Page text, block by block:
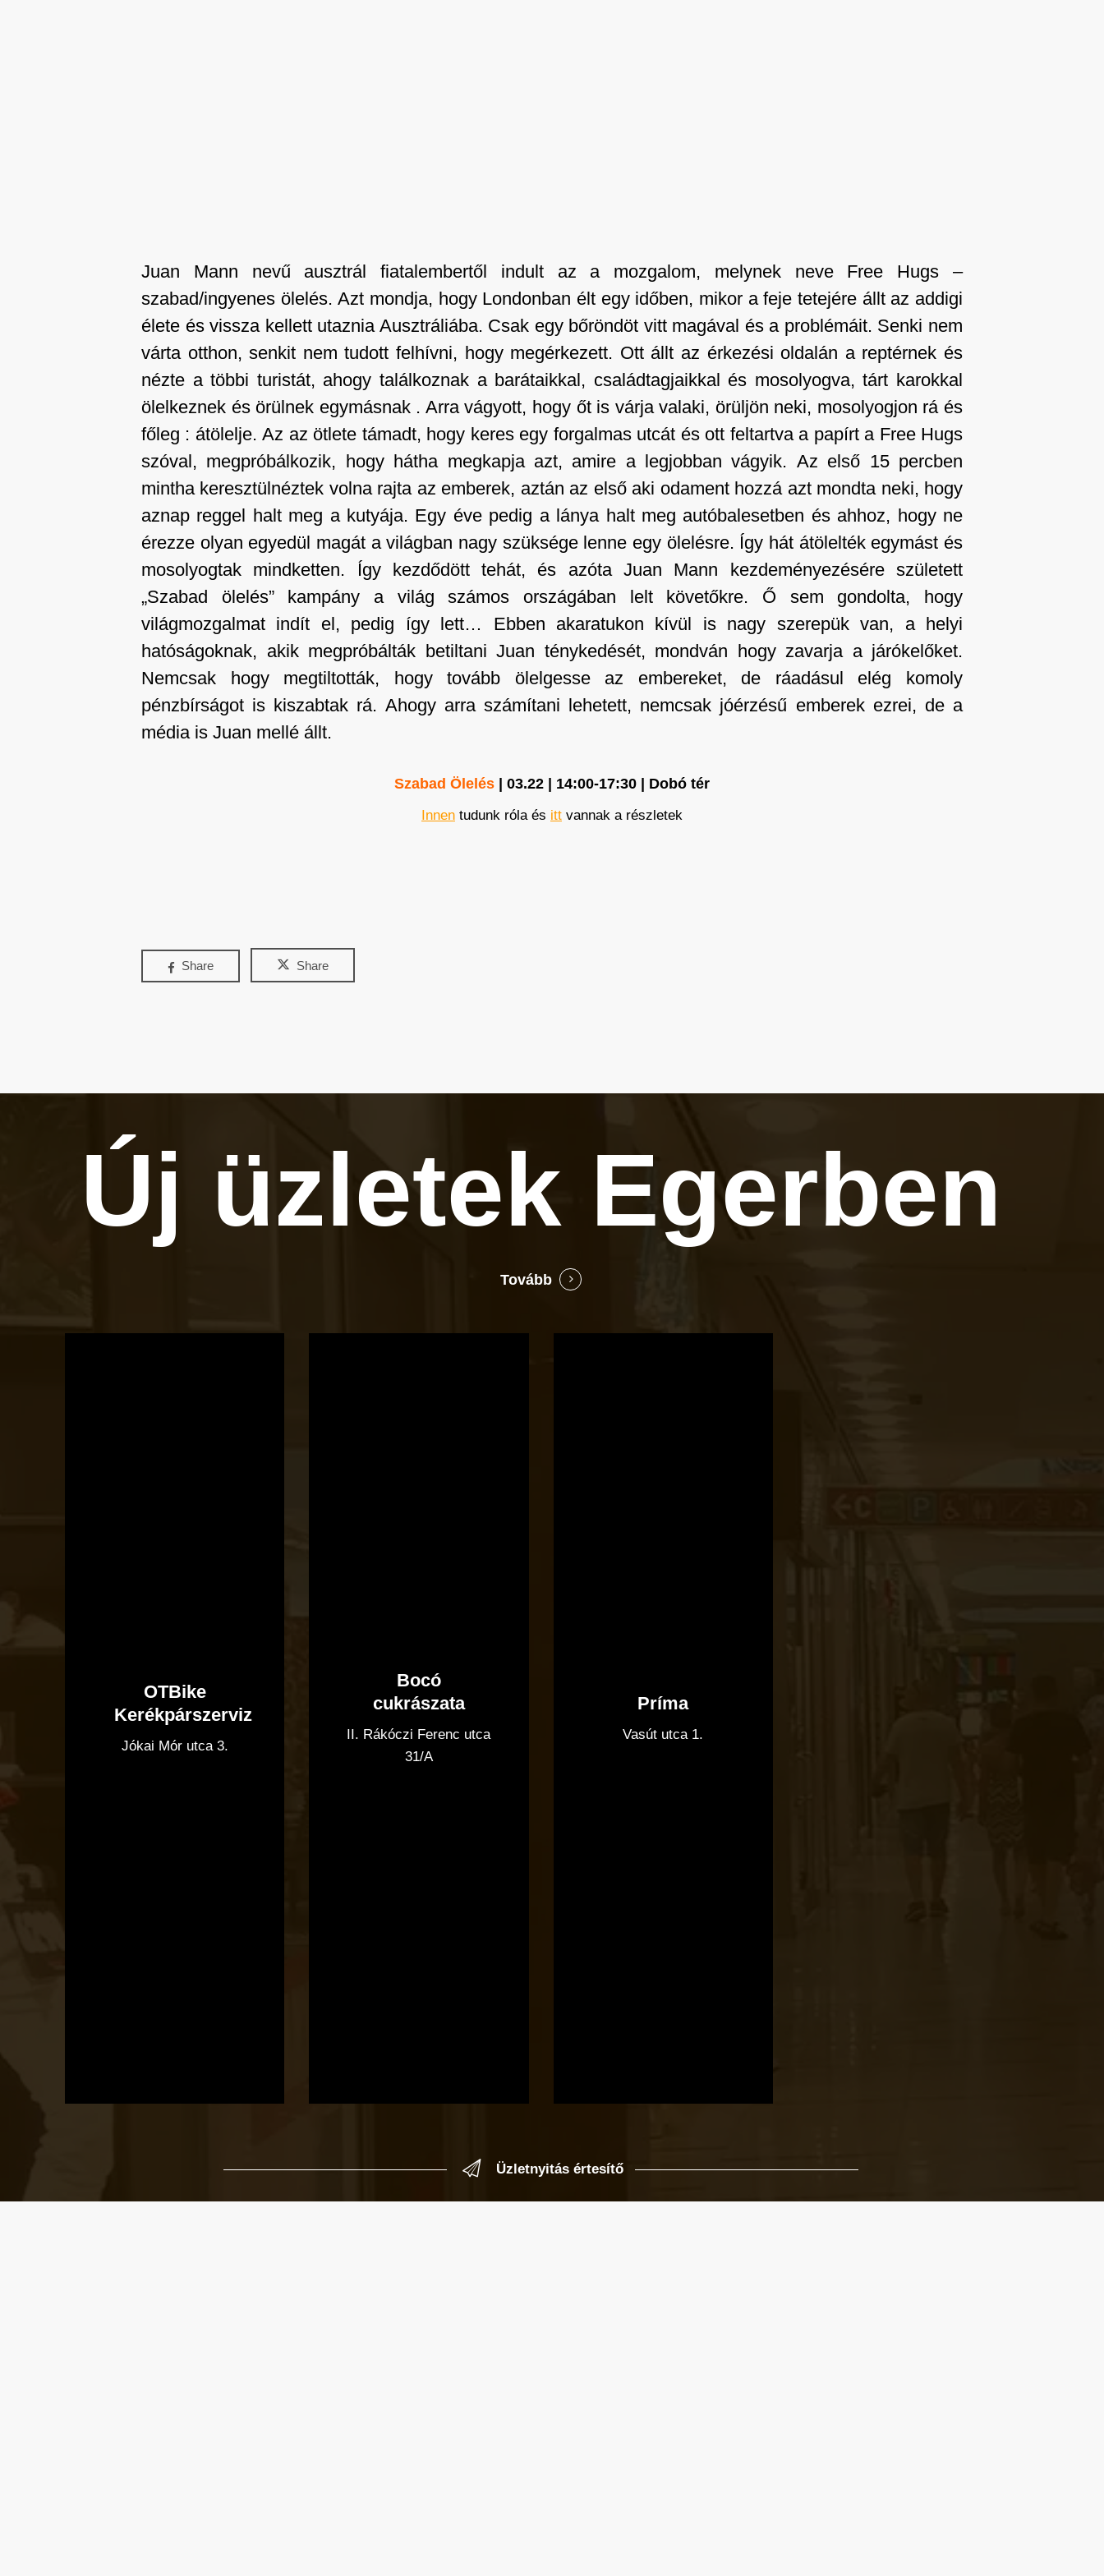
Juan Mann nevű ausztrál fiatalembertől indult az a mozgalom, melynek neve Free Hugs –
szabad/ingyenes ölelés. Azt mondja, hogy Londonban élt egy időben, mikor a feje tetejére állt az addigi
élete és vissza kellett utaznia Ausztráliába. Csak egy bőröndöt vitt magával és a problémáit. Senki nem
várta otthon, senkit nem tudott felhívni, hogy megérkezett. Ott állt az érkezési oldalán a reptérnek és
nézte a többi turistát, ahogy találkoznak a barátaikkal, családtagjaikkal és mosolyogva, tárt karokkal
ölelkeznek és örülnek egymásnak . Arra vágyott, hogy őt is várja valaki, örüljön neki, mosolyogjon rá és
főleg : átölelje. Az az ötlete támadt, hogy keres egy forgalmas utcát és ott feltartva a papírt a Free Hugs
szóval, megpróbálkozik, hogy hátha megkapja azt, amire a legjobban vágyik. Az első 15 percben
mintha keresztülnéztek volna rajta az emberek, aztán az első aki odament hozzá azt mondta neki, hogy
aznap reggel halt meg a kutyája. Egy éve pedig a lánya halt meg autóbalesetben és ahhoz, hogy ne
érezze olyan egyedül magát a világban nagy szüksége lenne egy ölelésre. Így hát átölelték egymást és
mosolyogtak mindketten. Így kezdődött tehát, és azóta Juan Mann kezdeményezésére született
„Szabad ölelés” kampány a világ számos országában lelt követőkre. Ő sem gondolta, hogy
világmozgalmat indít el, pedig így lett… Ebben akaratukon kívül is nagy szerepük van, a helyi
hatóságoknak, akik megpróbálták betiltani Juan ténykedését, mondván hogy zavarja a járókelőket.
Nemcsak hogy megtiltották, hogy tovább ölelgesse az embereket, de ráadásul elég komoly
pénzbírságot is kiszabtak rá. Ahogy arra számítani lehetett, nemcsak jóérzésű emberek ezrei, de a
média is Juan mellé állt.
Szabad Ölelés | 03.22 | 14:00-17:30 | Dobó tér
Innen tudunk róla és itt vannak a részletek
Share Share
Új üzletek Egerben
Tovább
OTBike
Kerékpárszerviz
Jókai Mór utca 3.
Bocó
cukrászata
II. Rákóczi Ferenc utca
31/A
Príma
Vasút utca 1.
Üzletnyitás értesítő